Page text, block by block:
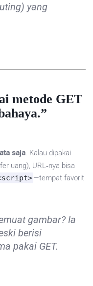
yang
metode GET
saja . Kalau dipakai
uang), URL‑nya bisa
—tempat favorit
gambar? Ia
berisi
pakai GET.